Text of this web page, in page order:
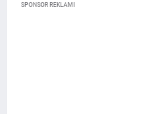
SPONSOR REKLAMI